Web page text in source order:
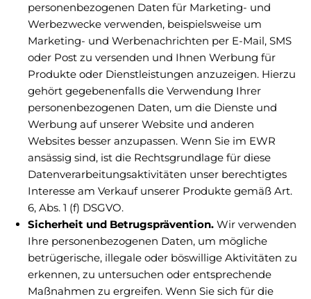
personenbezogenen Daten für Marketing- und
Werbezwecke verwenden, beispielsweise um
Marketing- und Werbenachrichten per E-Mail, SMS
oder Post zu versenden und Ihnen Werbung für
Produkte oder Dienstleistungen anzuzeigen. Hierzu
gehört gegebenenfalls die Verwendung Ihrer
personenbezogenen Daten, um die Dienste und
Werbung auf unserer Website und anderen
Websites besser anzupassen. Wenn Sie im EWR
ansässig sind, ist die Rechtsgrundlage für diese
Datenverarbeitungsaktivitäten unser berechtigtes
Interesse am Verkauf unserer Produkte gemäß Art.
6, Abs. 1 (f) DSGVO.
Sicherheit und Betrugsprävention. Wir verwenden
Ihre personenbezogenen Daten, um mögliche
betrügerische, illegale oder böswillige Aktivitäten zu
erkennen, zu untersuchen oder entsprechende
Maßnahmen zu ergreifen. Wenn Sie sich für die